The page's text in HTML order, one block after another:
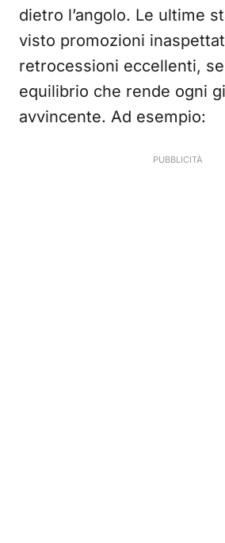
dietro l’angolo. Le ultime
visto promozioni
retrocessioni eccellenti,
equilibrio che rende ogni
avvincente. Ad esempio: